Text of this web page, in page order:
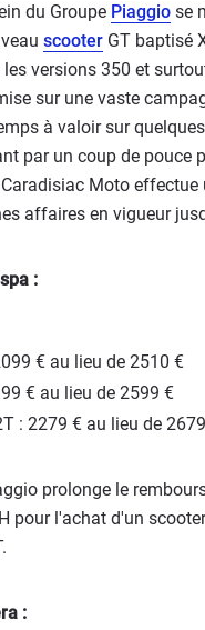
du Groupe Piaggio se
scooter GT baptisé
versions 350 et
sur une vaste
à valoir sur
par un coup de pouce
Caradisiac Moto
affaires en vigueur
:
€ au lieu de 2510 €
€ au lieu de 2599 €
: 2279 € au lieu de
prolonge le
pour l'achat d'un
: